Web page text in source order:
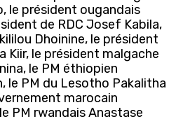
le président ougandais
de RDC Josef Kabila,
Dhoinine, le président
Kiir, le président malgache
le PM éthiopien
le PM du Lesotho Pakalitha
marocain
PM rwandais Anastase